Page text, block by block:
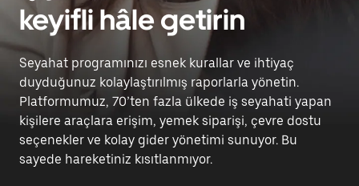
keyifli hâle getirin
Seyahat programınızı esnek kurallar ve ihtiyaç
duyduğunuz kolaylaştırılmış raporlarla yönetin.
Platformumuz, 70’ten fazla ülkede iş seyahati yapan
kişilere araçlara erişim, yemek siparişi, çevre dostu
seçenekler ve kolay gider yönetimi sunuyor. Bu
sayede hareketiniz kısıtlanmıyor.